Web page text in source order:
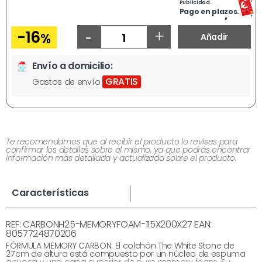
-16%
Ahora
324,71€
Publicidad.
Pago en plazos.
- + Añadir
Envío a domicilio:
Gastos de envío GRATIS
Te recomendamos que al recibir el producto lo revises para
confirmar los detalles sobre el mismo, ya que podrás encontrar
información más detallada y actualizada sobre el producto.
Características
REF: CARBONH25-MEMORYFOAM-115X200X27 EAN:
8057724870206
FÓRMULA MEMORY CARBON. El colchón The White Stone de
27 cm de altura está compuesto por un núcleo de espuma